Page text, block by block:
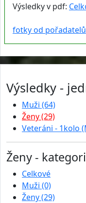
Výsledky v pdf:
fotky od pořadatelů
Výsledky -
Muži (64)
Ženy (29)
Veteráni - 1kolo
Ženy -
Celkové
Muži (0)
Ženy (29)